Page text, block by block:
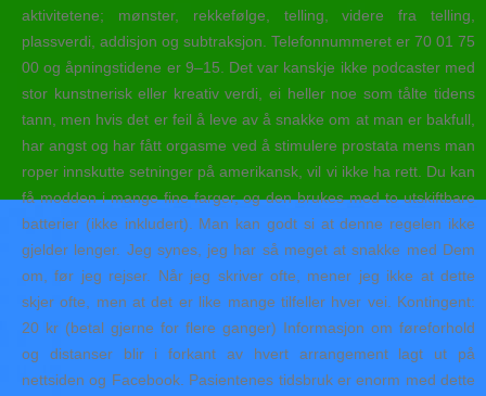
aktivitetene; mønster, rekkefølge, telling, videre fra telling,
plassverdi, addisjon og subtraksjon. Telefonnummeret er 70 01 75
00 og åpningstidene er 9–15. Det var kanskje ikke podcaster med
stor kunstnerisk eller kreativ verdi, ei heller noe som tålte tidens
tann, men hvis det er feil å leve av å snakke om at man er bakfull,
har angst og har fått orgasme ved å stimulere prostata mens man
roper innskutte setninger på amerikansk, vil vi ikke ha rett. Du kan
få modden i mange fine farger, og den brukes med to utskiftbare
batterier (ikke inkludert). Man kan godt si at denne regelen ikke
gjelder lenger. Jeg synes, jeg har så meget at snakke med Dem
om, før jeg rejser. Når jeg skriver ofte, mener jeg ikke at dette
skjer ofte, men at det er like mange tilfeller hver vei. Kontingent:
20 kr (betal gjerne for flere ganger) Informasjon om føreforhold
og distanser blir i forkant av hvert arrangement lagt ut på
nettsiden og Facebook. Pasientenes tidsbruk er enorm med dette